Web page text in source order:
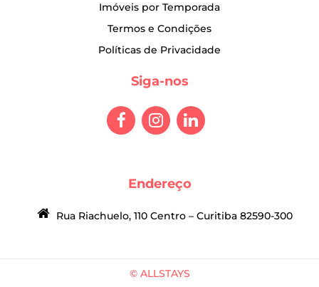
Imóveis por Temporada
Termos e Condições
Políticas de Privacidade
Siga-nos
Endereço
Rua Riachuelo, 110 Centro – Curitiba 82590-300
© ALLSTAYS